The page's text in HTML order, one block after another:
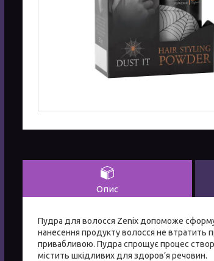
Опис
Пудра для волосся Zenix допоможе
нанесення продукту волосся не втратить
привабливою. Пудра спрощує процес
містить шкідливих для здоров’я речовин.